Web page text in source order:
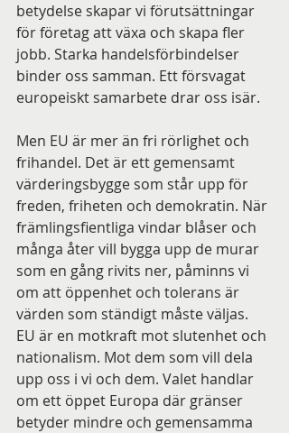
betydelse skapar vi förutsättningar
för företag att växa och skapa fler
jobb. Starka handelsförbindelser
binder oss samman. Ett försvagat
europeiskt samarbete drar oss isär.
Men EU är mer än fri rörlighet och
frihandel. Det är ett gemensamt
värderingsbygge som står upp för
freden, friheten och demokratin. När
främlingsfientliga vindar blåser och
många åter vill bygga upp de murar
som en gång rivits ner, påminns vi
om att öppenhet och tolerans är
värden som ständigt måste väljas.
EU är en motkraft mot slutenhet och
nationalism. Mot dem som vill dela
upp oss i vi och dem. Valet handlar
om ett öppet Europa där gränser
betyder mindre och gemensamma